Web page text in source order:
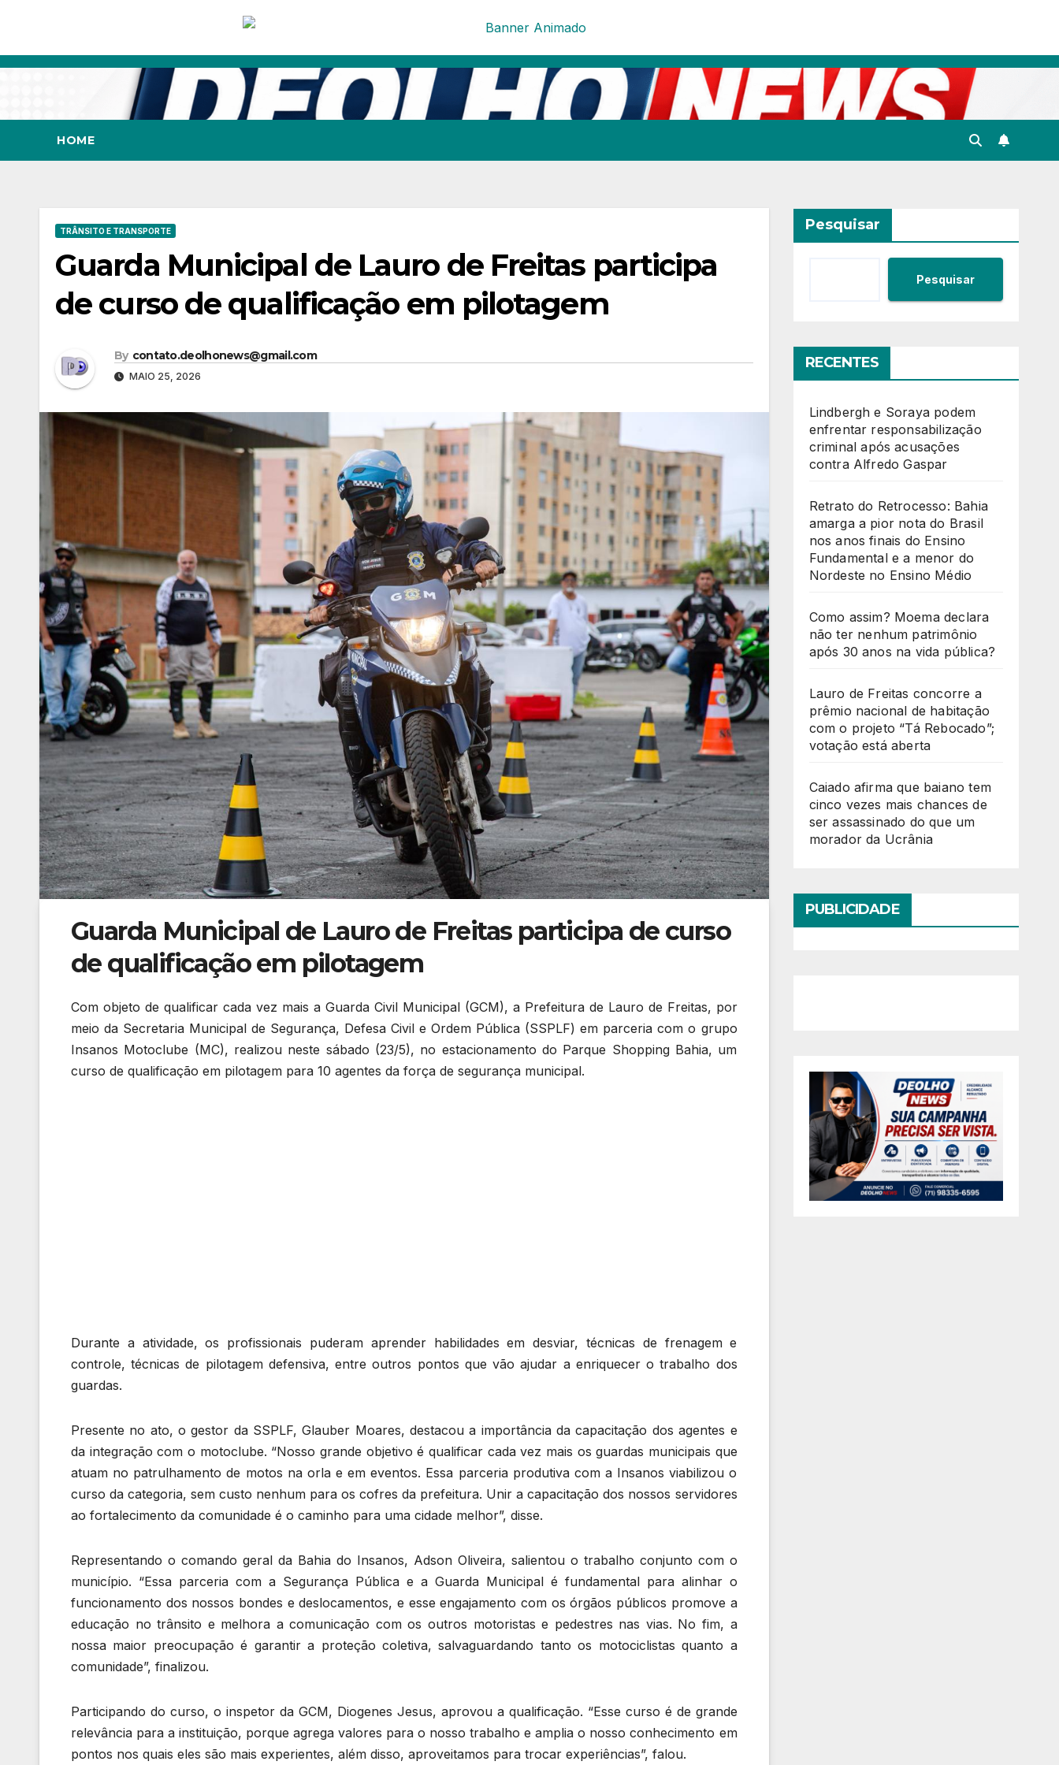
Skip
HOME
TRÂNSITO E TRANSPORTE
Guarda Municipal de Lauro de Freitas participa
de curso de qualificação em pilotagem
By contato.deolhonews@gmail.com
MAIO 25, 2026
Guarda Municipal de Lauro de Freitas participa de curso
de qualificação em pilotagem
Com objeto de qualificar cada vez mais a Guarda Civil Municipal (GCM), a Prefeitura de Lauro de Freitas, por
meio da Secretaria Municipal de Segurança, Defesa Civil e Ordem Pública (SSPLF) em parceria com o grupo
Insanos Motoclube (MC), realizou neste sábado (23/5), no estacionamento do Parque Shopping Bahia, um
curso de qualificação em pilotagem para 10 agentes da força de segurança municipal.
Durante a atividade, os profissionais puderam aprender habilidades em desviar, técnicas de frenagem e
controle, técnicas de pilotagem defensiva, entre outros pontos que vão ajudar a enriquecer o trabalho dos
guardas.
Presente no ato, o gestor da SSPLF, Glauber Moares, destacou a importância da capacitação dos agentes e
da integração com o motoclube. “Nosso grande objetivo é qualificar cada vez mais os guardas municipais que
atuam no patrulhamento de motos na orla e em eventos. Essa parceria produtiva com a Insanos viabilizou o
curso da categoria, sem custo nenhum para os cofres da prefeitura. Unir a capacitação dos nossos servidores
ao fortalecimento da comunidade é o caminho para uma cidade melhor”, disse.
Representando o comando geral da Bahia do Insanos, Adson Oliveira, salientou o trabalho conjunto com o
município. “Essa parceria com a Segurança Pública e a Guarda Municipal é fundamental para alinhar o
funcionamento dos nossos bondes e deslocamentos, e esse engajamento com os órgãos públicos promove a
educação no trânsito e melhora a comunicação com os outros motoristas e pedestres nas vias. No fim, a
nossa maior preocupação é garantir a proteção coletiva, salvaguardando tanto os motociclistas quanto a
comunidade”, finalizou.
Participando do curso, o inspetor da GCM, Diogenes Jesus, aprovou a qualificação. “Esse curso é de grande
relevância para a instituição, porque agrega valores para o nosso trabalho e amplia o nosso conhecimento em
pontos nos quais eles são mais experientes, além disso, aproveitamos para trocar experiências”, falou.
Pesquisar
Pesquisar
RECENTES
Lindbergh e Soraya podem
enfrentar responsabilização
criminal após acusações
contra Alfredo Gaspar
Retrato do Retrocesso: Bahia
amarga a pior nota do Brasil
nos anos finais do Ensino
Fundamental e a menor do
Nordeste no Ensino Médio
Como assim? Moema declara
não ter nenhum patrimônio
após 30 anos na vida pública?
Lauro de Freitas concorre a
prêmio nacional de habitação
com o projeto “Tá Rebocado”;
votação está aberta
Caiado afirma que baiano tem
cinco vezes mais chances de
ser assassinado do que um
morador da Ucrânia
PUBLICIDADE